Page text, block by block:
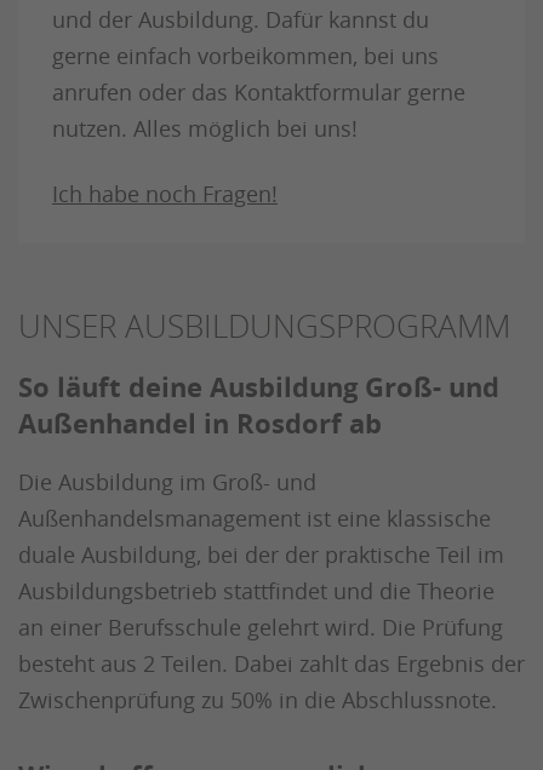
und der Ausbildung. Dafür kannst du
gerne einfach vorbeikommen, bei uns
anrufen oder das Kontaktformular gerne
nutzen. Alles möglich bei uns!
Ich habe noch Fragen!
UNSER AUSBILDUNGSPROGRAMM
So läuft deine Ausbildung Groß- und
Außenhandel in Rosdorf ab
Die Ausbildung im Groß- und
Außenhandelsmanagement ist eine klassische
duale Ausbildung, bei der der praktische Teil im
Ausbildungsbetrieb stattfindet und die Theorie
an einer Berufsschule gelehrt wird. Die Prüfung
besteht aus 2 Teilen. Dabei zahlt das Ergebnis der
Zwischenprüfung zu 50% in die Abschlussnote.